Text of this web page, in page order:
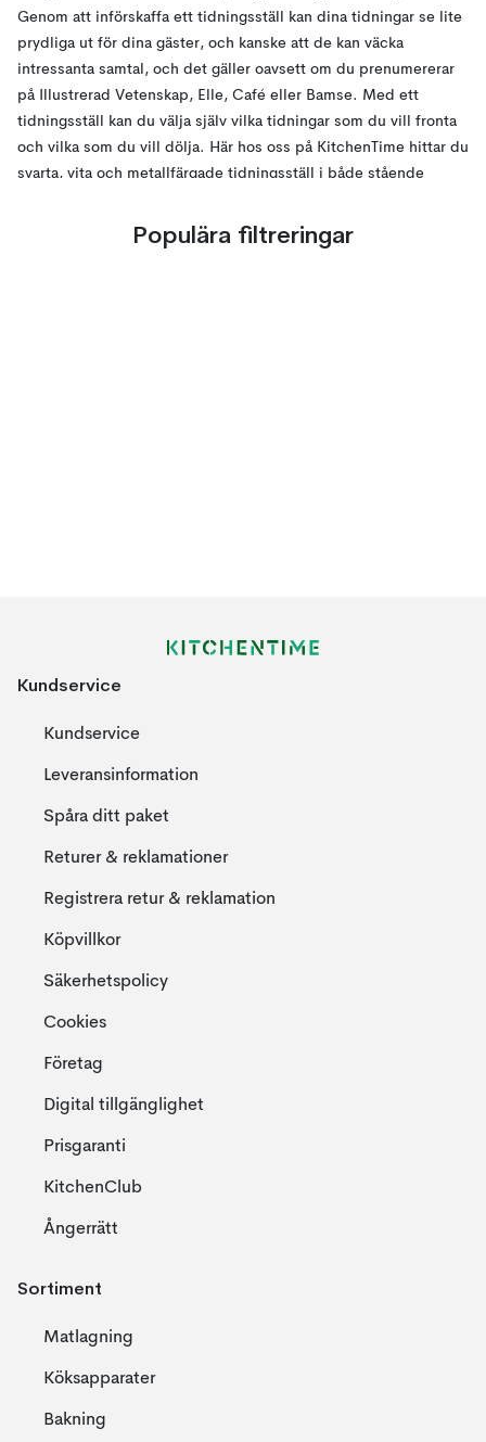
Genom att införskaffa ett tidningsställ kan dina tidningar se lite
prydliga ut för dina gäster, och kanske att de kan väcka
intressanta samtal, och det gäller oavsett om du prenumererar
på Illustrerad Vetenskap, Elle, Café eller Bamse. Med ett
tidningsställ kan du välja själv vilka tidningar som du vill fronta
och vilka som du vill dölja. Här hos oss på KitchenTime hittar du
svarta, vita och metallfärgade tidningsställ i både stående
Populära filtreringar
Kundservice
Kundservice
Leveransinformation
Spåra ditt paket
Returer & reklamationer
Registrera retur & reklamation
Köpvillkor
Säkerhetspolicy
Cookies
Företag
Digital tillgänglighet
Prisgaranti
KitchenClub
Ångerrätt
Sortiment
Matlagning
Köksapparater
Bakning